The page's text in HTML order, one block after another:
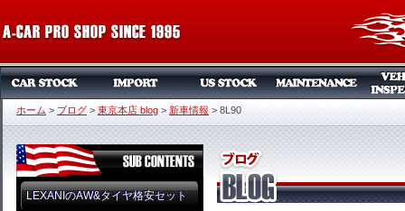
ホーム > ブログ > 東京本店 blog > 新車情報 > 8L90
LEXANIのAW&タイヤ格安セット